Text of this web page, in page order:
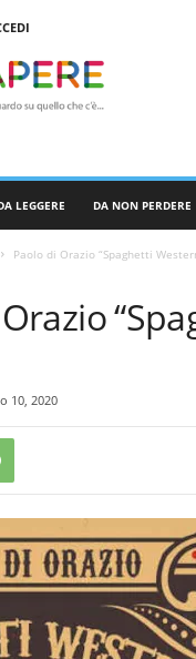
LEGGERE DA NON PERDERE
Paolo di Orazio “Spaghetti
10, 2020